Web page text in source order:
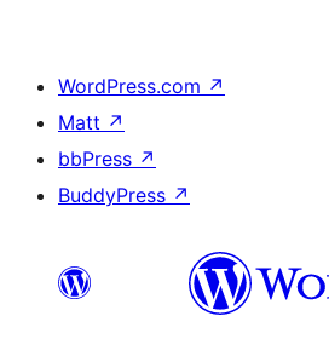
WordPress.com ↗
Matt ↗
bbPress ↗
BuddyPress ↗